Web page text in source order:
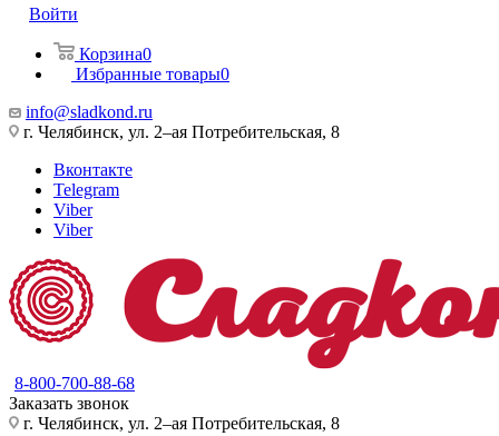
Войти
Корзина0
Избранные товары0
info@sladkond.ru
г. Челябинск, ул. 2–ая Потребительская, 8
Вконтакте
Telegram
Viber
Viber
8-800-700-88-68
Заказать звонок
г. Челябинск, ул. 2–ая Потребительская, 8